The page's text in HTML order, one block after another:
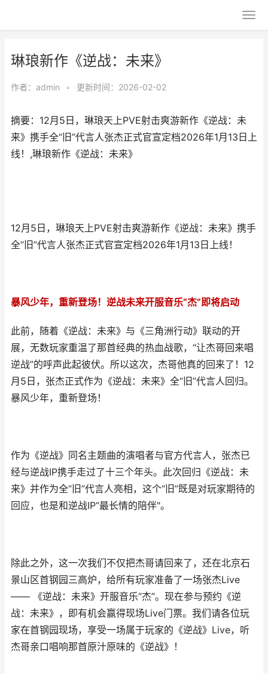
​琳琅新作《逆战：未来》
作者： admin • 更新时间：2026-02-02
摘要：​12月5日，琳琅天上PVE射击爽游新作《逆战：未
来》携手全“旧”代言人张杰正式官宣定档2026年1月13日上
线！,​琳琅新作《逆战：未来》
12月5日，琳琅天上PVE射击爽游新作《逆战：未来》携手
全“旧”代言人张杰正式官宣定档2026年1月13日上线！
暴风少年，重新登场！逆战未来开服音乐“杰”即将启动
此前，随着《逆战：未来》与《三角洲行动》联动的开
展，无数玩家重温了那首经典的热血战歌，“让杰哥回来唱
逆战”的呼声此起彼伏。所以这次，杰哥他真的回来了！12
月5日，张杰正式作为《逆战：未来》全“旧”代言人回归。
暴风少年，重新登场！
作为《逆战》同名主题曲的演唱者与官方代言人，张杰已
经与逆战IP携手走过了十三个年头。此次回归《逆战：未
来》并作为全“旧”代言人亮相，这个“旧”既是对玩家期待的
回应，也是和逆战IP“最长情的陪伴"。
除此之外，这一次我们不仅把杰哥请回来了，还在北京石
景山区首钢园三高炉，给所有玩家准备了一场张杰Live
—— 《逆战：未来》开服音乐“杰”。现在参与预约《逆
战：未来》，即有机会赢得现场Live门票。我们请各位玩
家在首钢园现场，享受一场属于玩家的《逆战》Live，听
杰哥亲口唱响那首原汁原味的《逆战》！